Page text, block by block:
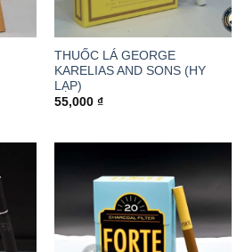
THUỐC LÁ GEORGE
KARELIAS AND SONS (HY
LẠP)
55,000 ₫